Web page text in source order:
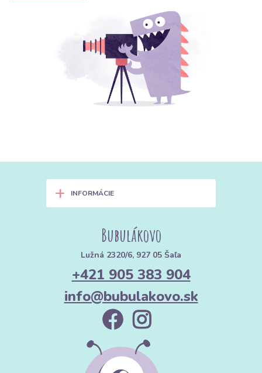
+ INFORMÁCIE
Bubulákovo
Lužná 2320/6, 927 05 Šaľa
+421 905 383 904
info@bubulakovo.sk